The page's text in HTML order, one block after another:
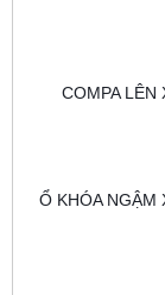
COMPA LÊN
Ổ KHÓA NGẬM